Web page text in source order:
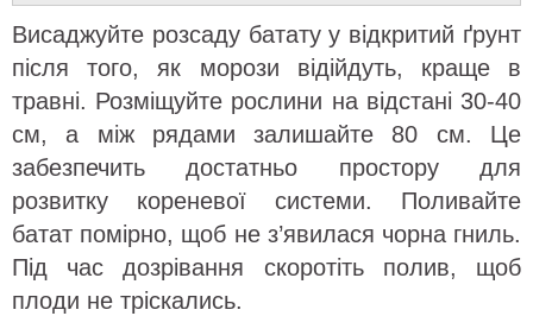
Висаджуйте розсаду батату у відкритий ґрунт
після того, як морози відійдуть, краще в
травні. Розміщуйте рослини на відстані 30-40
см, а між рядами залишайте 80 см. Це
забезпечить достатньо простору для
розвитку кореневої системи. Поливайте
батат помірно, щоб не з’явилася чорна гниль.
Під час дозрівання скоротіть полив, щоб
плоди не тріскались.